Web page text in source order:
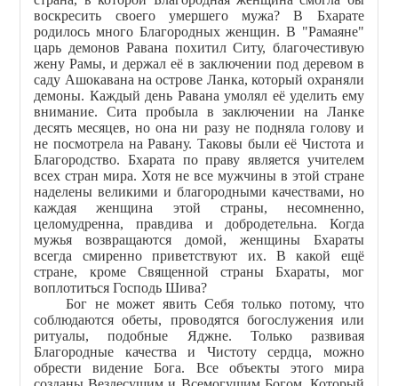
воскресить своего умершего мужа? В Бхарате
родилось много Благородных женщин. В "Рамаяне"
царь демонов Равана похитил Ситу, благочестивую
жену Рамы, и держал её в заключении под деревом в
саду Ашокавана на острове Ланка, который охраняли
демоны. Каждый день Равана умолял её уделить ему
внимание. Сита пробыла в заключении на Ланке
десять месяцев, но она ни разу не подняла голову и
не посмотрела на Равану. Таковы были её Чистота и
Благородство. Бхарата по праву является учителем
всех стран мира. Хотя не все мужчины в этой стране
наделены великими и благородными качествами, но
каждая женщина этой страны, несомненно,
целомудренна, правдива и добродетельна. Когда
мужья возвращаются домой, женщины Бхараты
всегда смиренно приветствуют их. В какой ещё
стране, кроме Священной страны Бхараты, мог
воплотиться Господь Шива?
Бог не может явить Себя только потому, что
соблюдаются обеты, проводятся богослужения или
ритуалы, подобные Яджне. Только развивая
Благородные качества и Чистоту сердца, можно
обрести видение Бога. Все объекты этого мира